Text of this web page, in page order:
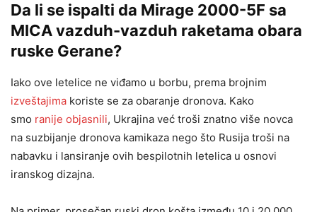
Da li se ispalti da Mirage 2000-5F sa
MICA vazduh-vazduh raketama obara
ruske Gerane?
Iako ove letelice ne viđamo u borbu, prema brojnim
izveštajima koriste se za obaranje dronova. Kako
smo ranije objasnili, Ukrajina već troši znatno više novca
na suzbijanje dronova kamikaza nego što Rusija troši na
nabavku i lansiranje ovih bespilotnih letelica u osnovi
iranskog dizajna.